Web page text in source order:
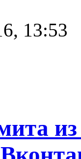
13:53